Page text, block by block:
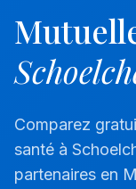
Comparez
santé à
partenaires en